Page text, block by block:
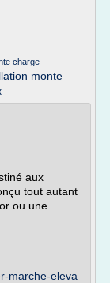
charge
monte
aux
tout autant
ou une
marche-eleva